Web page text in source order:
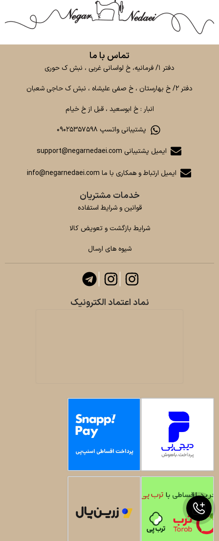
تماس با ما
دفتر ۱/ فرمانیه، خ لواسانی غربی ، نبش ک حوری
دفتر ۲/ خ بهارستان ، خ صفی علیشاه ، نبش ک حاجی شعبان
انبار : خ ابوسعید ، قبل از خ خیام
پشتیبانی واتسپ ۰۹۰۲۵۳۵۷۵۹۸
ایمیل پشتیبانی support@negarnedaei.com
ایمیل ارتباط و همکاری با ما info@negarnedaei.com
خدمات مشتریان
قوانین و شرایط استفاده
شرایط بازگشت و تعویض کالا
شیوه های ارسال
نماد اعتماد الکترونیک